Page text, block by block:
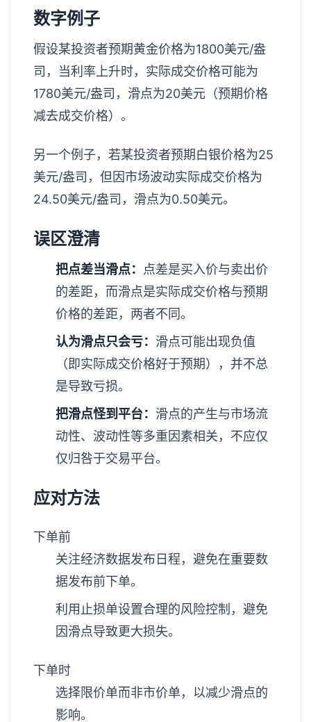
数字例子
假设某投资者预期黄金价格为1800美元/盎
司，当利率上升时，实际成交价格可能为
1780美元/盎司，滑点为20美元（预期价格
减去成交价格）。
另一个例子，若某投资者预期白银价格为25
美元/盎司，但因市场波动实际成交价格为
24.50美元/盎司，滑点为0.50美元。
误区澄清
把点差当滑点： 点差是买入价与卖出价
的差距，而滑点是实际成交价格与预期
价格的差距，两者不同。
认为滑点只会亏： 滑点可能出现负值
（即实际成交价格好于预期），并不总
是导致亏损。
把滑点怪到平台： 滑点的产生与市场流
动性、波动性等多重因素相关，不应仅
仅归咎于交易平台。
应对方法
下单前
关注经济数据发布日程，避免在重要数
据发布前下单。
利用止损单设置合理的风险控制，避免
因滑点导致更大损失。
下单时
选择限价单而非市价单，以减少滑点的
影响。